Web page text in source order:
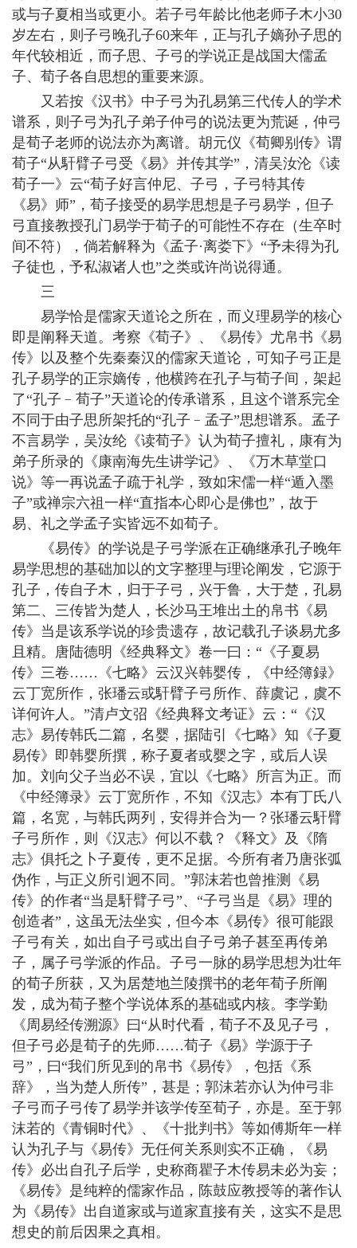
或与子夏相当或更小。若子弓年龄比他老师子木小30
岁左右，则子弓晚孔子60来年，正与孔子嫡孙子思的
年代较相近，而子思、子弓的学说正是战国大儒孟
子、荀子各自思想的重要来源。
又若按《汉书》中子弓为孔易第三代传人的学术
谱系，则子弓为孔子弟子仲弓的说法更为荒诞，仲弓
是荀子老师的说法亦为离谱。胡元仪《荀卿别传》谓
荀子“从馯臂子弓受《易》并传其学”，清吴汝沦《读
荀子一》云“荀子好言仲尼、子弓，子弓特其传
《易》师”，荀子接受的易学思想是子弓易学，但子
弓直接教授孔门易学于荀子的可能性不存在（生卒时
间不符），倘若解释为《孟子·离娄下》“予未得为孔
子徒也，予私淑诸人也”之类或许尚说得通。
三
易学恰是儒家天道论之所在，而义理易学的核心
即是阐释天道。考察《荀子》、《易传》尤帛书《易
传》以及整个先秦秦汉的儒家天道论，可知子弓正是
孔子易学的正宗嫡传，他横跨在孔子与荀子间，架起
了“孔子﹣荀子”天道论的传承谱系，且这个谱系完全
不同于由子思所架托的“孔子﹣孟子”思想谱系。孟子
不言易学，吴汝纶《读荀子》认为荀子擅礼，康有为
弟子所录的《康南海先生讲学记》、《万木草堂口
说》等一再说孟子疏于礼学，致如宋儒一样“遁入墨
子”或禅宗六祖一样“直指本心即心是佛也”，故于
易、礼之学孟子实皆远不如荀子。
《易传》的学说是子弓学派在正确继承孔子晚年
易学思想的基础加以的文字整理与理论阐发，它源于
孔子，传自子木，归于子弓，兴于鲁，大于楚，孔易
第二、三传皆为楚人，长沙马王堆出土的帛书《易
传》当是该系学说的珍贵遗存，故记载孔子谈易尤多
且精。唐陆德明《经典释文》卷一曰：“《子夏易
传》三卷……《七略》云汉兴韩婴传，《中经簿録》
云丁宽所作，张璠云或馯臂子弓所作、薛虞记，虞不
详何许人。”清卢文弨《经典释文考证》云：“《汉
志》易传韩氏二篇，名婴，据陆引《七略》知《子夏
易传》即韩婴所撰，称子夏者或婴之字，或后人误
加。刘向父子当必不误，宜以《七略》所言为正。而
《中经簿录》云丁宽所作，不知《汉志》本有丁氏八
篇，名宽，与韩氏两列，安得并合为一？张璠云馯臂
子弓所作，则《汉志》何以不载？《释文》及《隋
志》俱托之卜子夏传，更不足据。今所有者乃唐张弧
伪作，与正义所引迥不同。”郭沫若也曾推测《易
传》的作者“当是馯臂子弓”、“子弓当是《易》理的
创造者”，这虽无法坐实，但今本《易传》很可能跟
子弓有关，如出自子弓或出自子弓弟子甚至再传弟
子，属子弓学派的作品。子弓一脉的易学思想为壮年
的荀子所获，又为居楚地兰陵撰书的老年荀子所阐
发，成为荀子整个学说体系的基础或内核。李学勤
《周易经传溯源》曰“从时代看，荀子不及见子弓，
但子弓必是荀子的先师……荀子《易》学源于子
弓”，曰“我们所见到的帛书《易传》，包括《系
辞》，当为楚人所传”，甚是；郭沫若亦认为仲弓非
子弓而子弓传了易学并该学传至荀子，亦是。至于郭
沫若的《青铜时代》、《十批判书》等如傅斯年一样
认为孔子与《易传》无任何关系则实不正确，《易
传》必出自孔子后学，史称商瞿子木传易未必为妄；
《易传》是纯粹的儒家作品，陈鼓应教授等的著作认
为《易传》出自道家或与道家直接有关，这实不是思
想史的前后因果之真相。